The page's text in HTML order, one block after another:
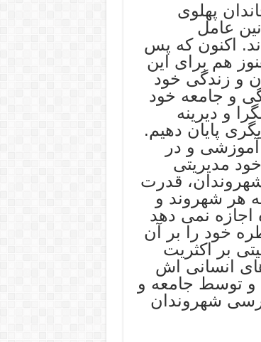
پهلوی
عامل
اکنون که پس
هم برای این
و زندگی خود
و جامعه خود
و دیرینه
پایان دهیم.
آموزشی و در
مدیریتی
قدرت
هر شهروند و
اجازه نمی دهد
خود را بر آن
بر اکثریت
انسانی اش
و توسط جامعه و
شهروندان